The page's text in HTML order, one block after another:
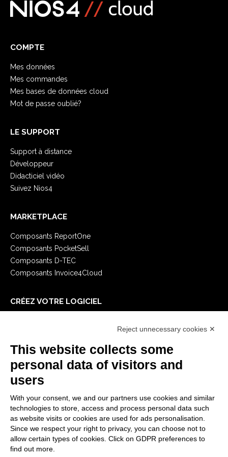
COMPTE
Mes données
Mes commandes
Mes bases de données cloud
Mot de passe oublié?
LE SUPPORT
Support à distance
Développeur
Didacticiel vidéo
Suivez Nios4
MARKETPLACE
Composants ReportOne
Composants PocketSell
Composants D-TEC
Composants Invoice4Cloud
CRÉEZ VOTRE LOGICIEL
E-Book
MENTIONS LÉGALES
Politiques de confidentialité
Security Policy
Documentation contractuelle et RGPD
Conditions générales de livraison
Reject unnecessary cookies ✕
This website collects some
personal data of visitors and
users
With your consent, we and our partners use cookies and similar
technologies to store, access and process personal data such
as website visits or cookies are used for ads personalisation.
Since we respect your right to privacy, you can choose not to
allow certain types of cookies. Click on GDPR preferences to
find out more.